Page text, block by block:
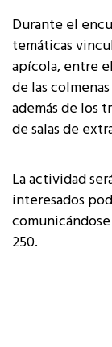
Durante el
temáticas
apícola, entre
de las
además de los
de salas de
La actividad
interesados
250.